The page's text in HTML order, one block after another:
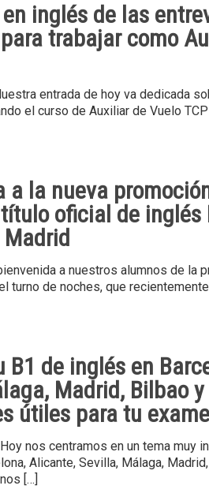
inglés de las
trabajar como
entrada de hoy va dedicada
el curso de Auxiliar de Vuelo
a la nueva
oficial de inglés
a nuestros alumnos de la
turno de noches, que
B1 de inglés en
Madrid, Bilbao
útiles para tu
nos centramos en un tema muy
Alicante, Sevilla, Málaga,
[…]